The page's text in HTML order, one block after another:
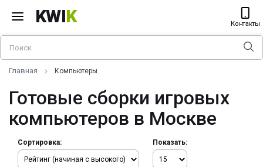
KWIK Контакты
Главная Компьютеры
Готовые сборки игровых
компьютеров в Москве
Сортировка: Показать: